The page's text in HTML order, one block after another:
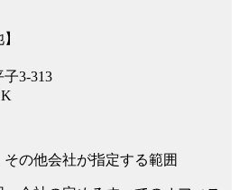
3-313
の他会社が指定する範囲